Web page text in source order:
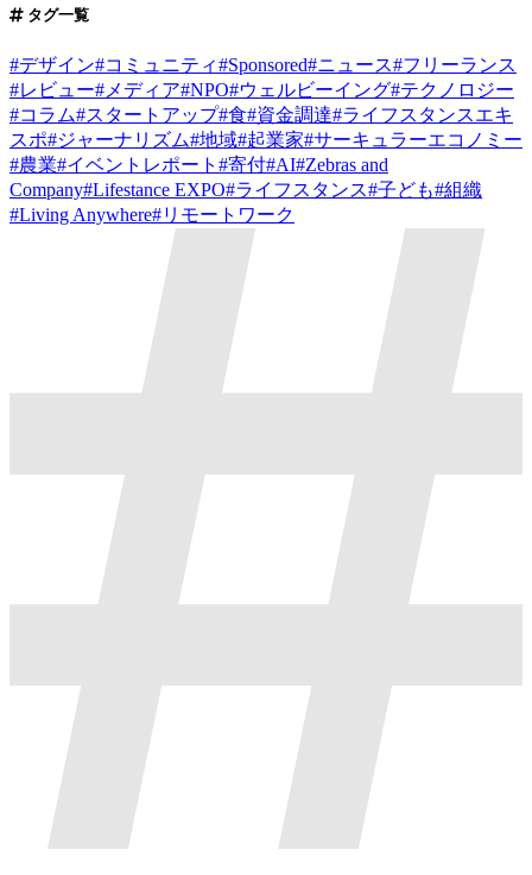
タグ一覧
#デザイン#コミュニティ#Sponsored#ニュース#フリーランス
#レビュー# メディア#NPO#ウェルビーイング#テクノロジー
#コラム#スタートアップ#食#資金調達#ライフスタンスエキ
スポ#ジャーナリズム#地域#起業家#サーキュラーエコノミー
#農業#イベントレポート #寄付#AI#Zebras and
Company#Lifestance EXPO#ライフスタンス#子ども#組織
#Living Anywhere#リモートワーク